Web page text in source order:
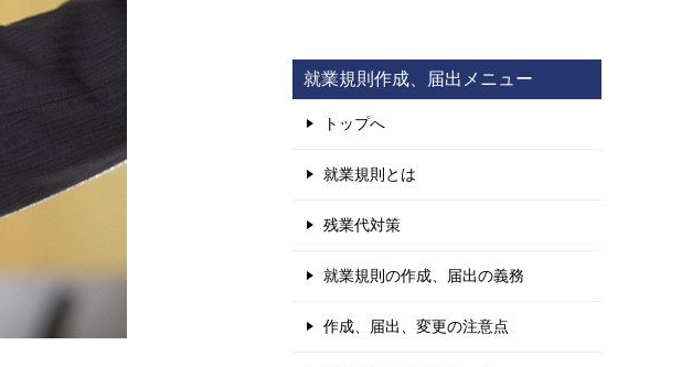
就業規則作成、届出メニュー
トップへ
就業規則とは
残業代対策
就業規則の作成、届出の義務
作成、届出、変更の注意点